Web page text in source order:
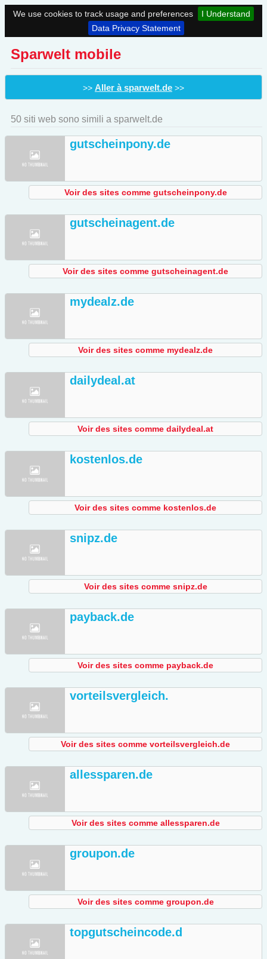
We use cookies to track usage and preferences
I Understand
Data Privacy Statement
Sparwelt mobile
>> Aller à sparwelt.de >>
50 siti web sono simili a sparwelt.de
gutscheinpony.de
Voir des sites comme gutscheinpony.de
gutscheinagent.de
Voir des sites comme gutscheinagent.de
mydealz.de
Voir des sites comme mydealz.de
dailydeal.at
Voir des sites comme dailydeal.at
kostenlos.de
Voir des sites comme kostenlos.de
snipz.de
Voir des sites comme snipz.de
payback.de
Voir des sites comme payback.de
vorteilsvergleich.
Voir des sites comme vorteilsvergleich.de
allessparen.de
Voir des sites comme allessparen.de
groupon.de
Voir des sites comme groupon.de
topgutscheincode.d